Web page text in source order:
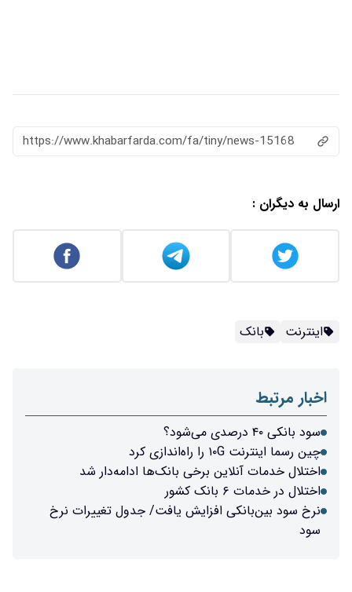
https://www.khabarfarda.com/fa/tiny/news-15168
ارسال به دیگران :
اینترنت بانک
اخبار مرتبط
سود بانکی ۴۰ درصدی می‌شود؟
چین رسما اینترنت ۱۰G را راه‌اندازی کرد
اختلال خدمات آنلاین برخی بانک‌ها ادامه‌دار شد
اختلال در خدمات ۶ بانک کشور
نرخ سود بین‌بانکی افزایش یافت/ جدول تغییرات نرخ
سود